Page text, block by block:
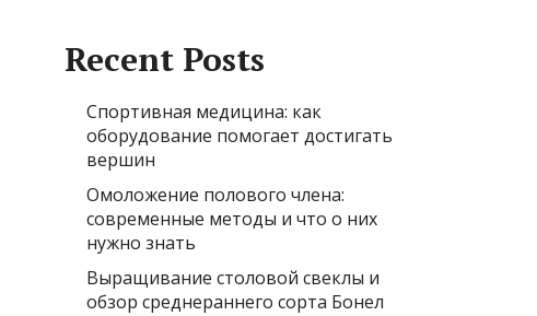
Recent Posts
Спортивная медицина: как
оборудование помогает достигать
вершин
Омоложение полового члена:
современные методы и что о них
нужно знать
Выращивание столовой свеклы и
обзор среднераннего сорта Бонел